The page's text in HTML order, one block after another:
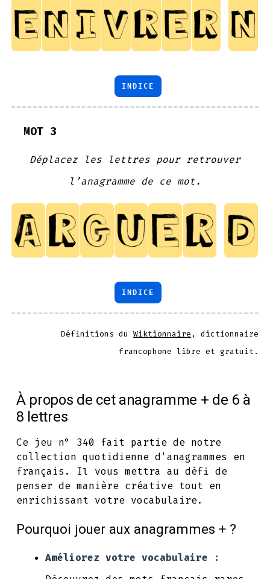
INDICE
MOT 3
Déplacez les lettres pour retrouver
l’anagramme de ce mot.
INDICE
Définitions duWiktionnaire , dictionnaire
francophone libre et gratuit.
À propos de cet anagramme + de 6 à
8 lettres
Ce jeu n° 340 fait partie de notre
collection quotidienne d'anagrammes en
français. Il vous mettra au défi de
penser de manière créative tout en
enrichissant votre vocabulaire.
Pourquoi jouer aux anagrammes + ?
Améliorez votre vocabulaire :